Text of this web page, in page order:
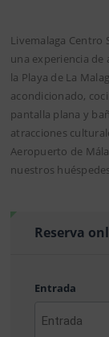
Livemalaga Centro
una experiencia
la Playa de La
acondicionado,
pantalla plana y
atracciones
Aeropuerto de
nuestros
Reserva
Entrada
AAAA